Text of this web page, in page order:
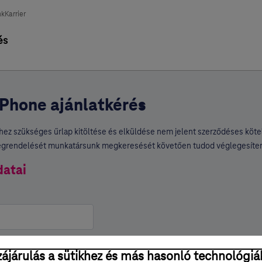
Karrier
ajánlatkérés
szükséges űrlap kitöltése és elküldése nem jelent szerződéses
munkatársunk megkeresését követően tudod
a sütikhez és más hasonló